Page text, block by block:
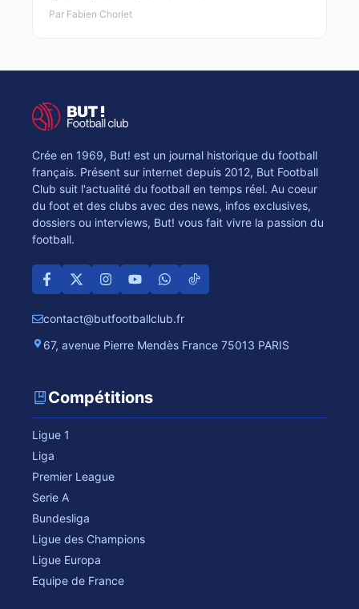
Par Fabien Chorlet
Crée en 1969, But! est un journal historique du football
français. Présent sur internet depuis 2012, But Football
Club suit l'actualité du football en temps réel. Au coeur
du foot et des clubs avec des news, infos exclusives,
dossiers ou interviews, But! vous fait vivre la passion du
football.
contact@butfootballclub.fr
67, avenue Pierre Mendès France 75013 PARIS
Compétitions
Ligue 1
Liga
Premier League
Serie A
Bundesliga
Ligue des Champions
Ligue Europa
Equipe de France